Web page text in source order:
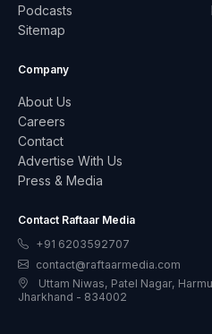
Podcasts
Sitemap
Company
About Us
Careers
Contact
Advertise With Us
Press & Media
Contact Raftaar Media
+91 6203592707
contact@raftaarmedia.com
Uttam Niwas, Patel Nagar,
Jharkhand - 834002